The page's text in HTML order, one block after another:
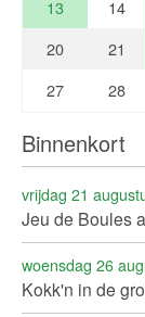
13
14
20
21
27
28
Binnenkort
vrijdag 21
Jeu de Boules
woensdag 26
Kokk'n in de